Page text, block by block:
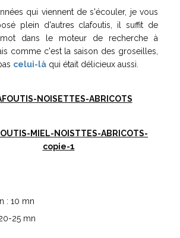
qui viennent de s'écouler, je vous
plein d'autres clafoutis, il suffit de
dans le moteur de recherche à
comme c'est la saison des groseilles,
celui-là qui était délicieux aussi.
NOISETTES-ABRICOTS
: 10 mn
25 mn